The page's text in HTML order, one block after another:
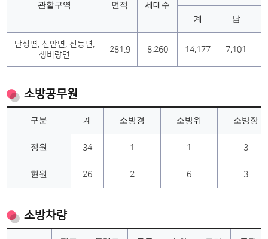
관할구역 면적 세대수
계 남
단성면, 신안면, 신등면,
생비량면
281.9 8,260 14,177 7,101
소방공무원
구분 계 소방경 소방위 소방장
정원 34 1 1 3
현원 26 2 6 3
소방차량